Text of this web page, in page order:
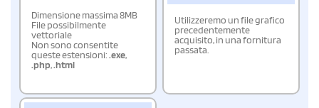
Dimensione massima 8MB
File possibilmente
vettoriale
Non sono consentite
queste estensioni:.exe,
.php,.html
Utilizzeremo un file grafico
precedentemente
acquisito, in una fornitura
passata.